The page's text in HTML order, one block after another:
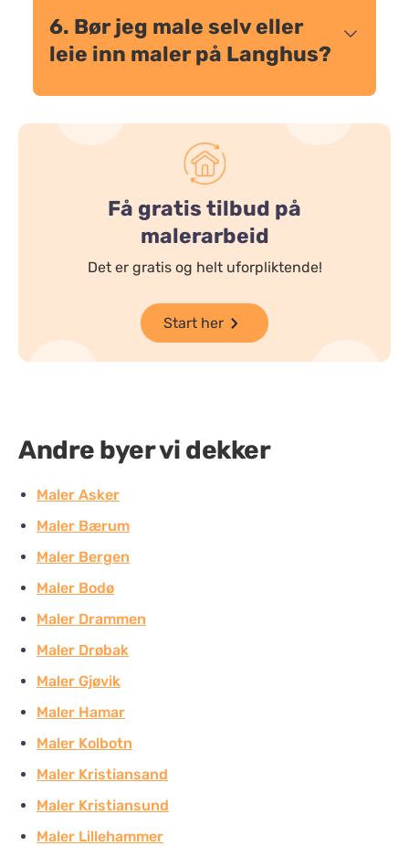
6. Bør jeg male selv eller
leie inn maler på Langhus?
Få gratis tilbud på
malerarbeid
Det er gratis og helt uforpliktende!
Start her
Andre byer vi dekker
Maler Asker
Maler Bærum
Maler Bergen
Maler Bodø
Maler Drammen
Maler Drøbak
Maler Gjøvik
Maler Hamar
Maler Kolbotn
Maler Kristiansand
Maler Kristiansund
Maler Lillehammer